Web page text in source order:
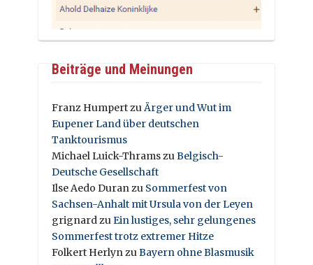
Beiträge und Meinungen
Franz HumpertzuÄrger und Wut im
Eupener Land über deutschen
Tanktourismus
Michael Luick-ThramszuBelgisch-
Deutsche Gesellschaft
Ilse Aedo Duranzu Sommerfest von
Sachsen-Anhalt mit Ursula von der Leyen
grignardzuEin lustiges, sehr gelungenes
Sommerfest trotz extremer Hitze
Folkert HerlynzuBayern ohne Blasmusik